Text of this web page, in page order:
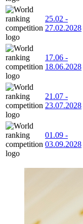
25.02 -
27.02.2028
17.06 -
18.06.2028
21.07 -
23.07.2028
01.09 -
03.09.2028